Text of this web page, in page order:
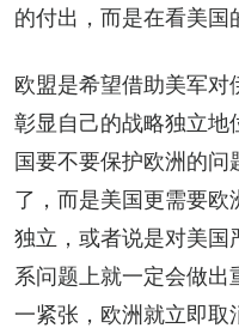
的付出，而是在看美国
欧盟是希望借助美军对
彰显自己的战略独立地
国要不要保护欧洲的问
了，而是美国更需要欧
独立，或者说是对美国
系问题上就一定会做
一紧张，欧洲就立即取